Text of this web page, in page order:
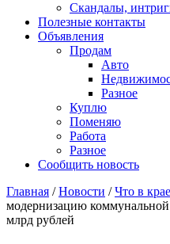
Скандалы,
Полезные контакты
Объявления
Продам
Авто
Разное
Куплю
Поменяю
Работа
Разное
Сообщить новость
Главная /Новости /Что в
модернизацию
млрд рублей